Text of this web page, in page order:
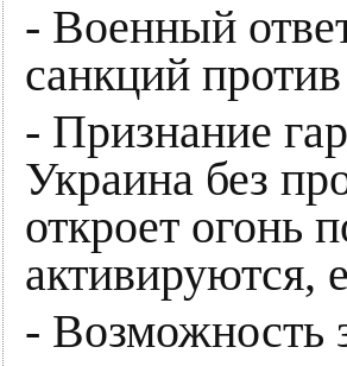
- Военный
санкций
- Признание
Украина без
откроет огонь
активируются,
- Возможность